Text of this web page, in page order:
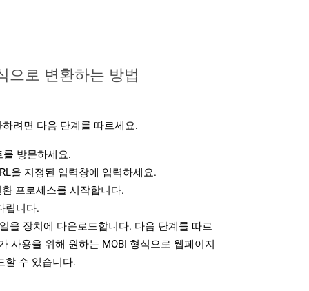
으로 변환하는 방법
려면 다음 단계를 따르세요.
를 방문하세요.
을 지정된 입력창에 입력하세요.
프로세스를 시작합니다.
립니다.
을 장치에 다운로드합니다. 다음 단계를 따르
사용을 위해 원하는 MOBI 형식으로 웹페이지
할 수 있습니다.